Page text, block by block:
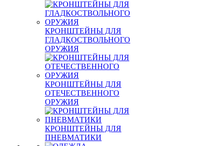
КРОНШТЕЙНЫ ДЛЯ
ГЛАДКОСТВОЛЬНОГО
ОРУЖИЯ
КРОНШТЕЙНЫ ДЛЯ
ОТЕЧЕСТВЕННОГО
ОРУЖИЯ
КРОНШТЕЙНЫ ДЛЯ
ПНЕВМАТИКИ